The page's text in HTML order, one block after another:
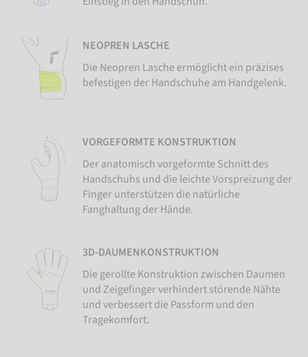
NEOPREN LASCHE
Die Neopren Lasche ermöglicht ein präzises
befestigen der Handschuhe am Handgelenk.
VORGEFORMTE KONSTRUKTION
Der anatomisch vorgeformte Schnitt des
Handschuhs und die leichte Vorspreizung der
Finger unterstützen die natürliche
Fanghaltung der Hände.
3D-DAUMENKONSTRUKTION
Die gerollte Konstruktion zwischen Daumen
und Zeigefinger verhindert störende Nähte
und verbessert die Passform und den
Tragekomfort.